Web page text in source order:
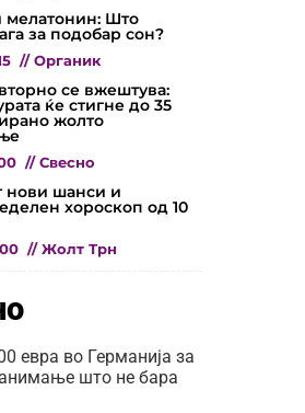
мелатонин: Што
за подобар сон?
// Органик
се вжештува:
ќе стигне до 35
жолто
// Свесно
нови шанси и
хороскоп од 10
// Жолт Трн
евра во Германија за
што не бара